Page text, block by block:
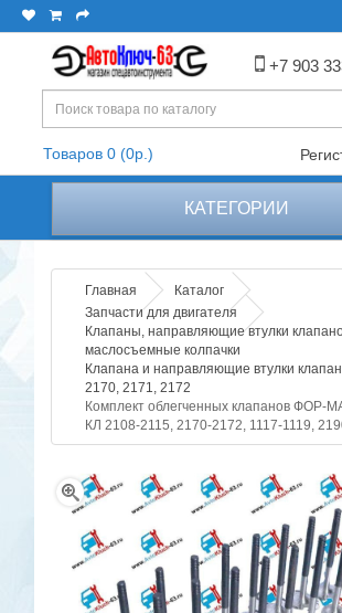
+7 903
Товаров 0 (0р.)
КАТЕГОРИИ
Главная
Каталог
Запчасти для двигателя
Клапаны, направляющие втулки
маслосъемные колпачки
Клапана и направляющие втулки
2170, 2171, 2172
Комплект облегченных клапанов ФОР-
КЛ 2108-2115, 2170-2172, 1117-1119,